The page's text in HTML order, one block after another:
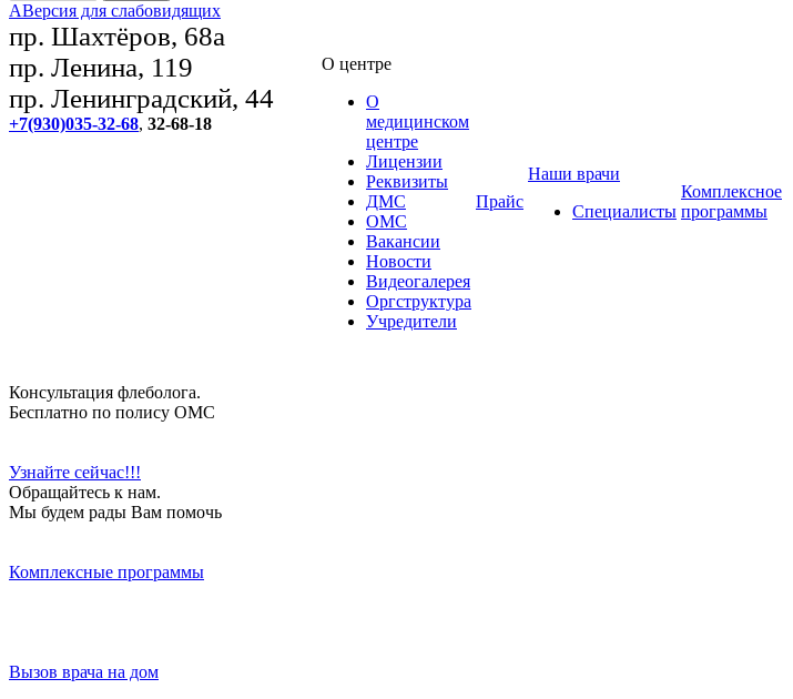
AВерсия для слабовидящих
пр. Шахтёров, 68а
пр. Ленина, 119
пр. Ленинградский, 44
+7(930)035-32-68, 32-68-18
О центре
О
медицинском
центре
Лицензии
Реквизиты
ДМС
ОМС
Вакансии
Новости
Видеогалерея
Оргструктура
Учредители
Прайс
Наши врачи
Специалисты
Комплексное
программы
Консультация флеболога.
Бесплатно по полису ОМС
Узнайте сейчас!!!
Обращайтесь к нам.
Мы будем рады Вам помочь
Комплексные программы
Вызов врача на дом